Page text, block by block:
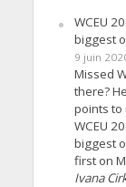
WCEU
biggest
9 juin
Missed
there?
points to
WCEU
biggest
first on
Ivana